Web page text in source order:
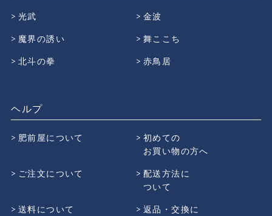
光武
金波
魔界の誘い
舞ここち
北斗の拳
赤鳥居
ヘルプ
肥前屋について
初めての
お買い物の方へ
ご注文について
配送方法に
ついて
送料について
返品・交換に